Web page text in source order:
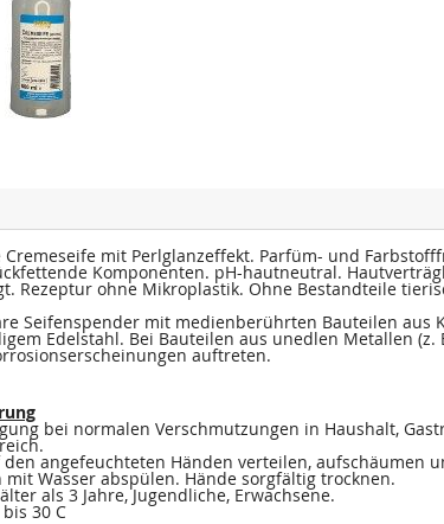
l
r
i
e
s
p
r
i
mit Perlglanzeffekt. Parfüm- und
Komponenten. pH-hautneutral.
Rezeptur ohne Mikroplastik. Ohne Bestandteile
Seifenspender mit medienberührten Bauteilen aus
Edelstahl. Bei Bauteilen aus unedlen Metallen (z.
auftreten.
bei normalen Verschmutzungen in Haushalt,
den angefeuchteten Händen verteilen, aufschäumen
Wasser abspülen. Hände sorgfältig trocknen.
als 3 Jahre, Jugendliche, Erwachsene.
30 C